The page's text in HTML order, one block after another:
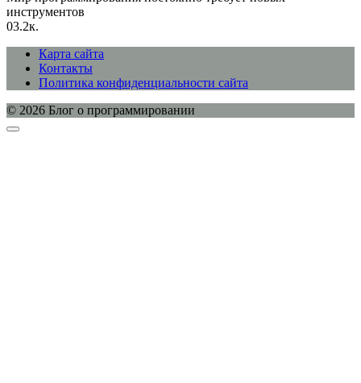
инструментов
03.2к.
Карта сайта
Контакты
Политика конфиденциальности сайта
© 2026 Блог о программировании